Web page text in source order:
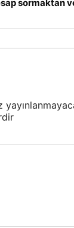
sormaktan